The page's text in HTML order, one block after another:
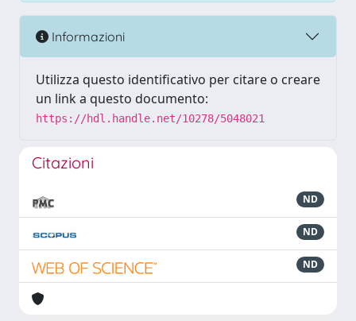
Informazioni
Utilizza questo identificativo per citare o creare
un link a questo documento:
https://hdl.handle.net/10278/5048021
Citazioni
ND
ND
ND